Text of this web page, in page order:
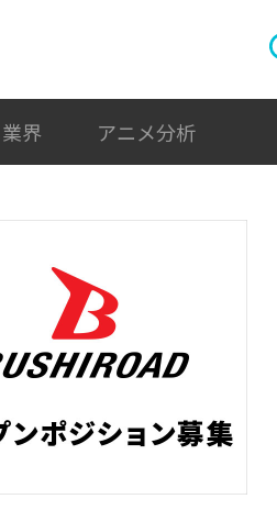
界 アニメ分析